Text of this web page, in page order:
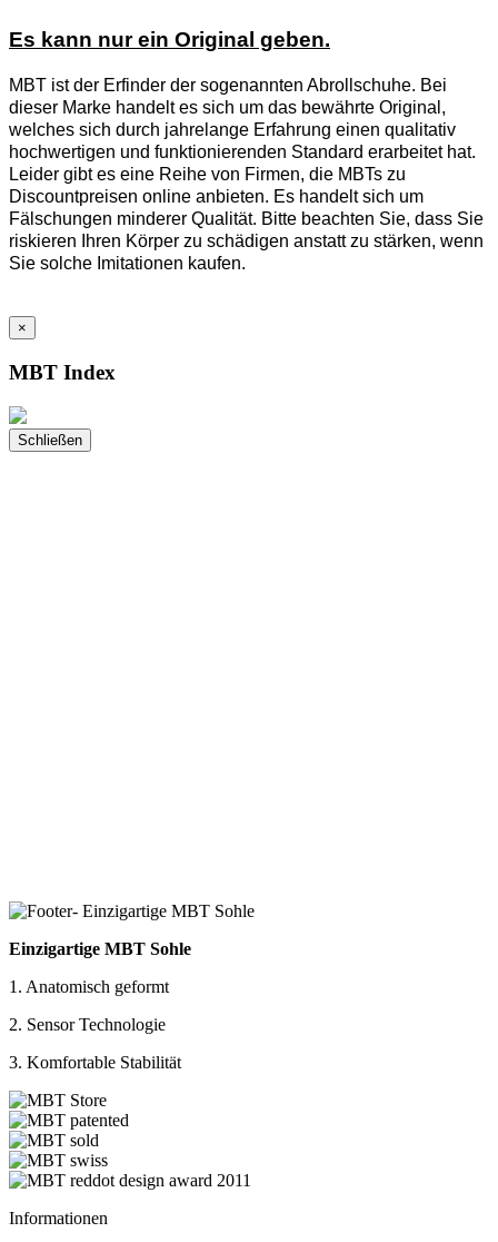
Es kann nur ein Original geben.
MBT ist der Erfinder der sogenannten Abrollschuhe. Bei
dieser Marke handelt es sich um das bewährte Original,
welches sich durch jahrelange Erfahrung einen qualitativ
hochwertigen und funktionierenden Standard erarbeitet hat.
Leider gibt es eine Reihe von Firmen, die MBTs zu
Discountpreisen online anbieten. Es handelt sich um
Fälschungen minderer Qualität. Bitte beachten Sie, dass Sie
riskieren Ihren Körper zu schädigen anstatt zu stärken, wenn
Sie solche Imitationen kaufen.
×
MBT Index
Schließen
Einzigartige MBT Sohle
1. Anatomisch geformt
2. Sensor Technologie
3. Komfortable Stabilität
Informationen